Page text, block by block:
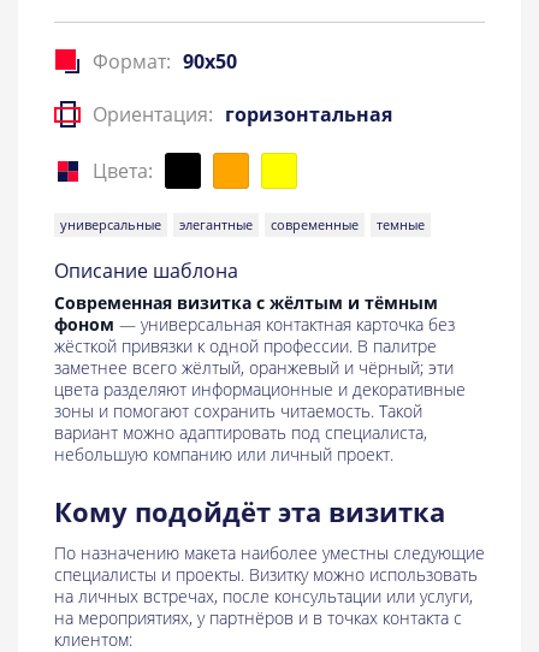
Формат: 90x50
Ориентация: горизонтальная
Цвета:
универсальные элегантные современные темные
Описание шаблона
Современная визитка с жёлтым и тёмным
фоном — универсальная контактная карточка без
жёсткой привязки к одной профессии. В палитре
заметнее всего жёлтый, оранжевый и чёрный; эти
цвета разделяют информационные и декоративные
зоны и помогают сохранить читаемость. Такой
вариант можно адаптировать под специалиста,
небольшую компанию или личный проект.
Кому подойдёт эта визитка
По назначению макета наиболее уместны следующие
специалисты и проекты. Визитку можно использовать
на личных встречах, после консультации или услуги,
на мероприятиях, у партнёров и в точках контакта с
клиентом: